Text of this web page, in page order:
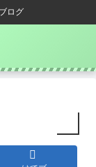
ログ